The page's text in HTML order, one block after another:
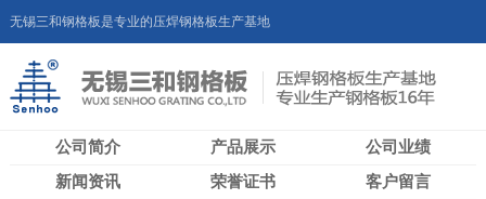
无锡三和钢格板是专业的压焊钢格板生产基地
公司简介 产品展示
公司业绩
新闻资讯
荣誉证书
客户留言